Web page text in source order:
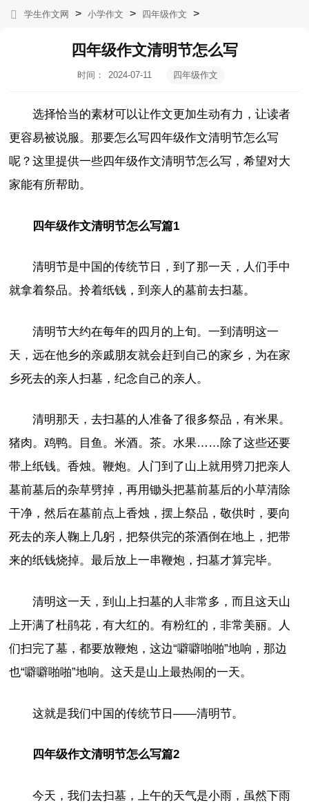
学生作文网 > 小学作文 > 四年级作文 >
四年级作文清明节怎么写
时间：
2024-07-11
四年级作文
选择恰当的素材可以让作文更加生动有力，让读者
更容易被说服。那要怎么写四年级作文清明节怎么写
呢？这里提供一些四年级作文清明节怎么写，希望对大
家能有所帮助。
四年级作文清明节怎么写篇1
清明节是中国的传统节日，到了那一天，人们手中
就拿着祭品。拎着纸钱，到亲人的墓前去扫墓。
清明节大约在每年的四月的上旬。一到清明这一
天，远在他乡的亲戚朋友就会赶到自己的家乡，为在家
乡死去的亲人扫墓，纪念自己的亲人。
清明那天，去扫墓的人准备了很多祭品，有米果。
猪肉。鸡鸭。目鱼。米酒。茶。水果……除了这些还要
带上纸钱。香烛。鞭炮。人门到了山上就用劈刀把亲人
墓前墓后的杂草劈掉，再用锄头把墓前墓后的小草清除
干净，然后在墓前点上香烛，摆上祭品，敬供时，要向
死去的亲人鞠上几躬，把祭供完的茶酒倒在地上，把带
来的纸钱烧掉。最后放上一串鞭炮，扫墓才算完毕。
清明这一天，到山上扫墓的人非常多，而且这天山
上开满了杜鹃花，有大红的。有粉红的，非常美丽。人
们扫完了墓，都要放鞭炮，这边“噼噼啪啪”地响，那边
也“噼噼啪啪”地响。这天是山上最热闹的一天。
这就是我们中国的传统节日——清明节。
四年级作文清明节怎么写篇2
今天，我们去扫墓，上午的天气是小雨，虽然下雨